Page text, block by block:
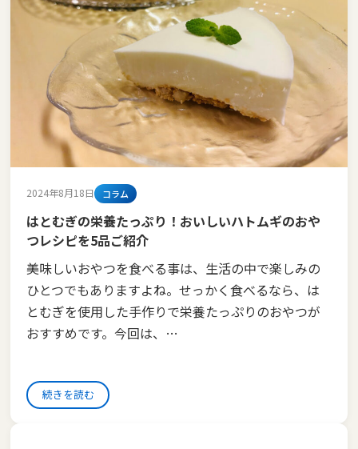
2024年8月18日 コラム
はとむぎの栄養たっぷり！おいしいハトムギのおや
つレシピを5品ご紹介
美味しいおやつを食べる事は、生活の中で楽しみの
ひとつでもありますよね。せっかく食べるなら、は
とむぎを使用した手作りで栄養たっぷりのおやつが
おすすめです。今回は、…
続きを読む